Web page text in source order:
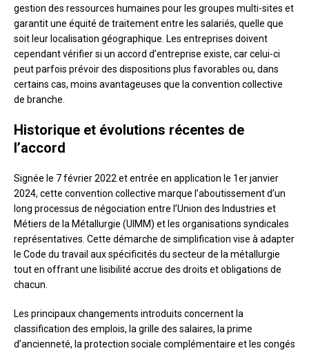
gestion des ressources humaines pour les groupes multi-sites et
garantit une équité de traitement entre les salariés, quelle que
soit leur localisation géographique. Les entreprises doivent
cependant vérifier si un accord d’entreprise existe, car celui-ci
peut parfois prévoir des dispositions plus favorables ou, dans
certains cas, moins avantageuses que la convention collective
de branche.
Historique et évolutions récentes de
l’accord
Signée le 7 février 2022 et entrée en application le 1er janvier
2024, cette convention collective marque l’aboutissement d’un
long processus de négociation entre l’Union des Industries et
Métiers de la Métallurgie (UIMM) et les organisations syndicales
représentatives. Cette démarche de simplification vise à adapter
le Code du travail aux spécificités du secteur de la métallurgie
tout en offrant une lisibilité accrue des droits et obligations de
chacun.
Les principaux changements introduits concernent la
classification des emplois, la grille des salaires, la prime
d’ancienneté, la protection sociale complémentaire et les congés